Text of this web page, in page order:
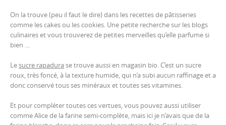
On la trouve (peu il faut le dire) dans les recettes de pâtisseries
comme les cakes ou les cookies. Une petite recherche sur les blogs
culinaires et vous trouverez de petites merveilles qu’elle parfume si
bien …
Lesucre rapadura se trouve aussi en magasin bio. C’est un sucre
roux, très foncé, à la texture humide, qui n’a subi aucun raffinage et a
donc conservé tous ses minéraux et toutes ses vitamines.
Et pour compléter toutes ces vertues, vous pouvez aussi utiliser
comme Alice de la farine semi-complète, mais ici je n’avais que de la